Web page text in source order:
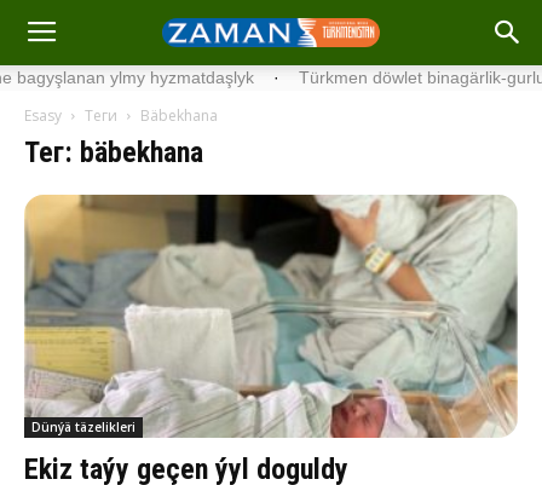
ylmy hyzmatdaşlyk · Türkmen döwlet binagärlik-gurluşyk
Esasy Теги Bäbekhana
Тег: bäbekhana
Dünýä täzelikleri
Ekiz taýy geçen ýyl doguldy